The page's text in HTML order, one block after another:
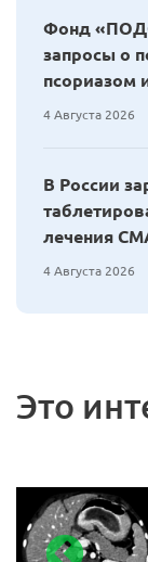
Фонд
запросы о
псориазом
4 Августа 2026
В России
лечения
4 Августа 2026
Это